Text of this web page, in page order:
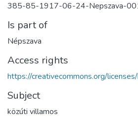
385-85-1917-06-24-Nepszava-
Is part of
Népszava
Access rights
https://creativecommons.org/
Subject
közúti villamos